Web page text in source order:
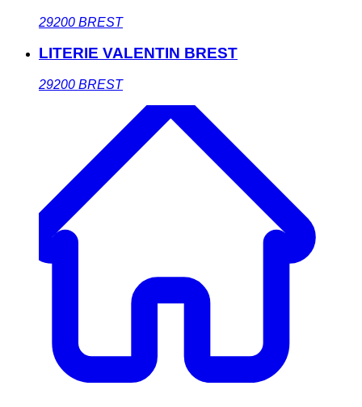
29200 BREST
LITERIE VALENTIN BREST
29200 BREST